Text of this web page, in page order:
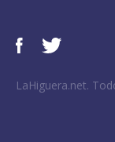
LaHiguera.net.